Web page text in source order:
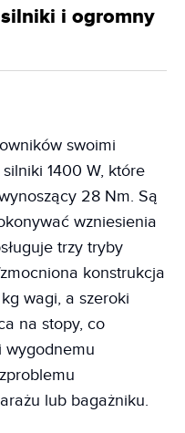
i ogromny
swoimi
1400 W, które
28 Nm. Są
wzniesienia
trzy tryby
konstrukcja
wagi, a szeroki
na stopy, co
wygodnemu
lub bagażniku.